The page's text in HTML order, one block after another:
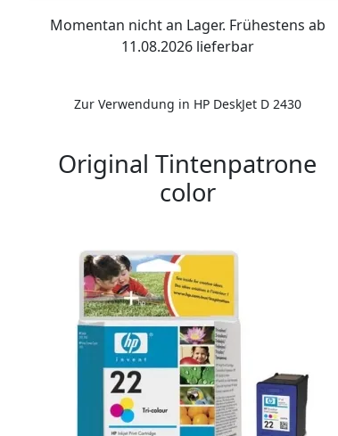
Momentan nicht an Lager. Frühestens ab
11.08.2026 lieferbar
Zur Verwendung in HP DeskJet D 2430
Original Tintenpatrone
color